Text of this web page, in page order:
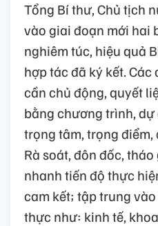
Tổng Bí thư, Chủ tịch
vào giai đoạn mới hai
nghiêm túc, hiệu quả
hợp tác đã ký kết.
cần chủ động, quyết
bằng chương trình,
trọng tâm, trọng điểm,
Rà soát, đôn đốc,
nhanh tiến độ thực
cam kết; tập trung
thực như: kinh tế,